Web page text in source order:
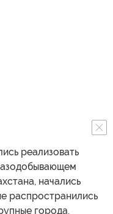
реализовать
начались
распространились
города.